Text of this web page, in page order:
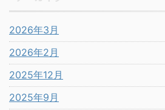
2026年3月
2026年2月
2025年12月
2025年9月